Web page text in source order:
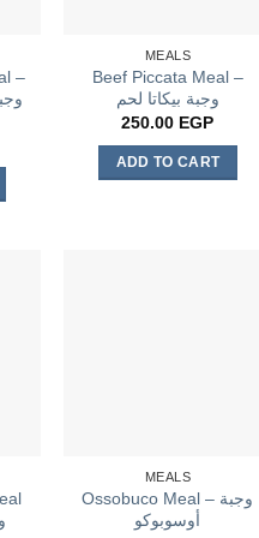
–
MEALS
Beef Piccata Meal –
وجبة بيكاتا لحم
250.00 EGP
ADD TO CART
MEALS
Ossobuco Meal – وجبة
أوسوبوكو